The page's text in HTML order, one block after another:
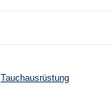
Tauchausrüstung